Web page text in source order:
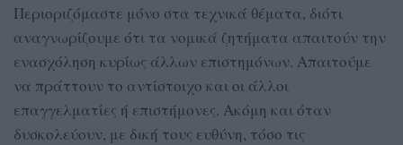
Περιοριζόμαστε μόνο στα τεχνικά θέματα, διότι
αναγνωρίζουμε ότι τα νομικά ζητήματα απαιτούν την
ενασχόληση κυρίως άλλων επιστημόνων. Απαιτούμε
να πράττουν το αντίστοιχο και οι άλλοι
επαγγελματίες ή επιστήμονες. Ακόμη και όταν
δυσκολεύουν, με δική τους ευθύνη, τόσο τις